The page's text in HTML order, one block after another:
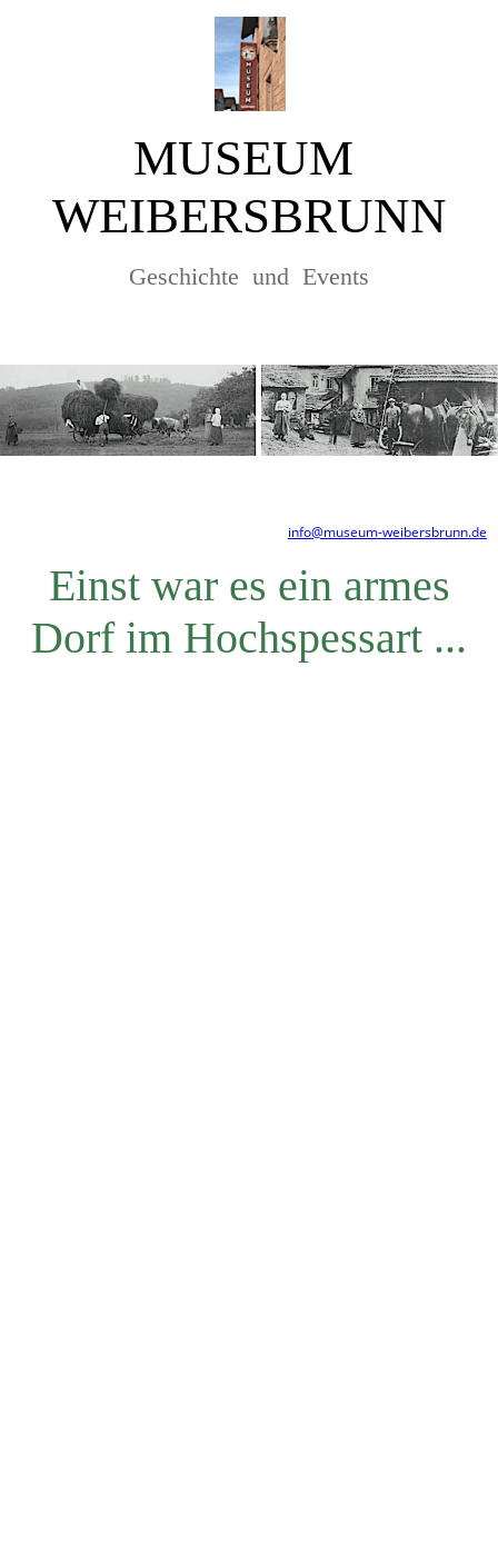
MUSEUM
WEIBERSBRUNN
Geschichte und Events
info@museum-weibersbrunn.de
Einst war es ein armes
Dorf im Hochspessart ...